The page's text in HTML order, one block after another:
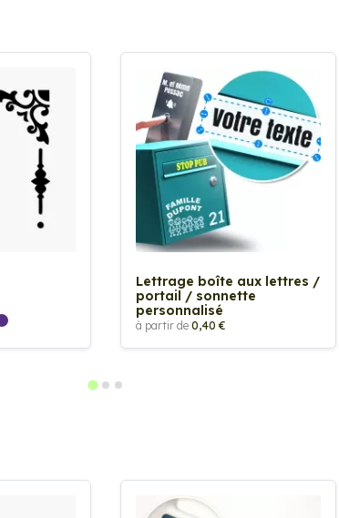
Lettrage boîte aux lettres /
portail / sonnette
personnalisé
à partir de 0,40 €